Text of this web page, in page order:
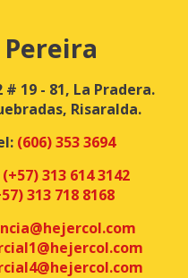
Pereira
# 19 - 81, La Pradera.
Risaralda.
(606) 353 3694
(+57) 313 614 3142
313 718 8168